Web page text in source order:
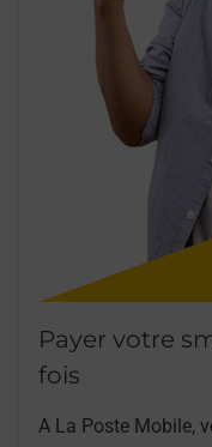
Payer votre
fois
A La Poste Mobile,